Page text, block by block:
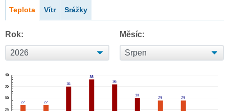
Teplota Vítr Srážky
Rok: Měsíc: